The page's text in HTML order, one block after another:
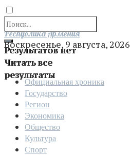
Результатов нет
Читать все
результаты
Отправить
Республика Армения
Воскресенье, 9 августа, 2026
Официальная хроника
Государство
Регион
Экономика
Общество
Культура
Спорт